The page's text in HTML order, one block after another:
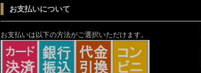
お支払いについて
お支払いは以下の方法がご選択いただけます。